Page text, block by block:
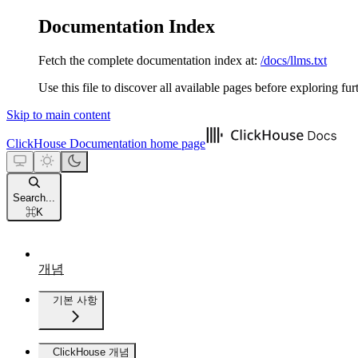
Documentation Index
Fetch the complete documentation index at: /docs/llms.txt
Use this file to discover all available pages before exploring
Skip to main content
ClickHouse Documentation home page
Search...
⌘K
개념
기본 사항
ClickHouse 개념